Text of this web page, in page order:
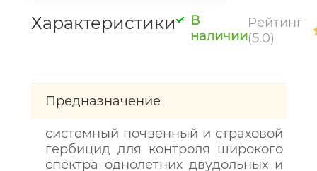
Характеристики
В
наличии
Рейтинг
(5.0)
Предназначение
системный почвенный и страховой
гербицид для контроля широкого
спектра однолетних двудольных и